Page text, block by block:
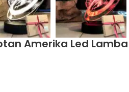
Amerika Led Lamba